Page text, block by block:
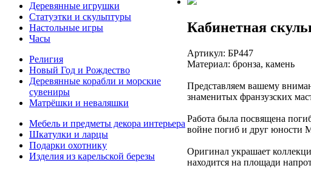
Деревянные игрушки
Статуэтки и скульптуры
Настольные игры
Часы
Религия
Новый Год и Рождество
Деревянные корабли и морские
сувениры
Матрёшки и неваляшки
Мебель и предметы декора интерьера
Шкатулки и ларцы
Подарки охотнику
Изделия из карельской березы
Кабинетная
Артикул: БР447
Материал: бронза, камень
Представляем вашему
знаменитых франзузских
Работа была посвящена
войне погиб и друг юности
Оригинал украшает
находится на площади